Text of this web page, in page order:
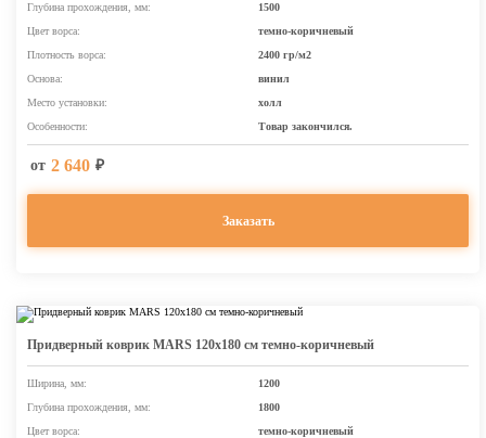
Глубина прохождения, мм:
1500
Цвет ворса:
темно-коричневый
Плотность ворса:
2400 гр/м2
Основа:
винил
Место установки:
холл
Особенности:
Товар закончился.
от 2 640 ₽
Заказать
Придверный коврик MARS 120х180 см темно-коричневый
Ширина, мм:
1200
Глубина прохождения, мм:
1800
Цвет ворса:
темно-коричневый